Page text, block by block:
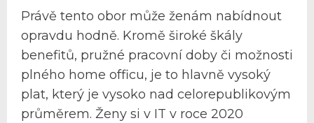
Právě tento obor může ženám nabídnout
opravdu hodně. Kromě široké škály
benefitů, pružné pracovní doby či možnosti
plného home officu, je to hlavně vysoký
plat, který je vysoko nad celorepublikovým
průměrem. Ženy si v IT v roce 2020